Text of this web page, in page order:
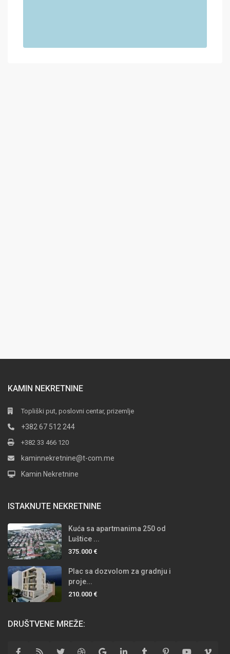
KAMIN NEKRETNINE
Topliški put, poslovni centar, prizemlje
+382 67 512 244
+382 33 466 120
kaminnekretnine@t-com.me
Kamin Nekretnine
ISTAKNUTE NEKRETNINE
Kuća sa apartmanima 250 od
Luštice ...
375.000 €
Plac sa dozvolom za gradnju i
proje...
210.000 €
DRUŠTVENE MREŽE: